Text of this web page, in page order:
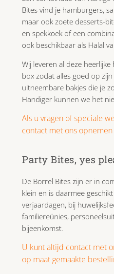
Bites vind je hamburgers,
maar ook zoete desserts-
en spekkoek of een
ook beschikbaar als Halal
Wij leveren al deze
box zodat alles goed op
uitneembare bakjes die je
Handiger kunnen we het
Als u vragen of speciale
contact met ons
Party Bites, yes
De Borrel Bites zijn er in
klein en is daarmee
verjaardagen, bij
familiereünies,
bijeenkomst.
U kunt altijd contact met
op maat gemaakte